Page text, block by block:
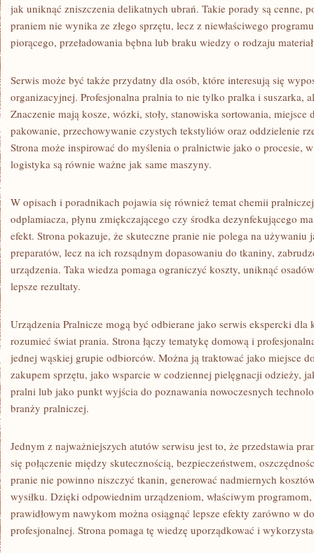
jak uniknąć zniszczenia delikatnych ubrań. Takie porady są cenne,
praniem nie wynika ze złego sprzętu, lecz z niewłaściwego
piorącego, przeładowania bębna lub braku wiedzy o rodzaju
Serwis może być także przydatny dla osób, które interesują się
organizacyjnej. Profesjonalna pralnia to nie tylko pralka i suszarka,
Znaczenie mają kosze, wózki, stoły, stanowiska sortowania, miejsce
pakowanie, przechowywanie czystych tekstyliów oraz oddzielenie
Strona może inspirować do myślenia o pralnictwie jako o procesie,
logistyka są równie ważne jak same maszyny.
W opisach i poradnikach pojawia się również temat chemii
odplamiacza, płynu zmiękczającego czy środka dezynfekującego
efekt. Strona pokazuje, że skuteczne pranie nie polega na używaniu
preparatów, lecz na ich rozsądnym dopasowaniu do tkaniny,
urządzenia. Taka wiedza pomaga ograniczyć koszty, uniknąć
lepsze rezultaty.
Urządzenia Pralnicze mogą być odbierane jako serwis ekspercki dla
rozumieć świat prania. Strona łączy tematykę domową i
jednej wąskiej grupie odbiorców. Można ją traktować jako miejsce
zakupem sprzętu, jako wsparcie w codziennej pielęgnacji odzieży,
pralni lub jako punkt wyjścia do poznawania nowoczesnych
branży pralniczej.
Jednym z najważniejszych atutów serwisu jest to, że przedstawia
się połączenie między skutecznością, bezpieczeństwem,
pranie nie powinno niszczyć tkanin, generować nadmiernych
wysiłku. Dzięki odpowiednim urządzeniom, właściwym
prawidłowym nawykom można osiągnąć lepsze efekty zarówno w
profesjonalnej. Strona pomaga tę wiedzę uporządkować i